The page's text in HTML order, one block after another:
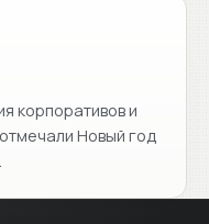
корпоративов и
Новый год